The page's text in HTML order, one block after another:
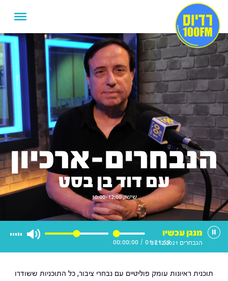
הנבחרים-ארכיון
עם דוד בן בסט
שישי, 10:00-12:00
01:21:59
/
00:00:00
מנגן עכשיו
הנבחרים 31.12.2021
תוכנית ראיונות עומק פוליטיים עם נבחרי ציבור, כל התוכניות ששודרו